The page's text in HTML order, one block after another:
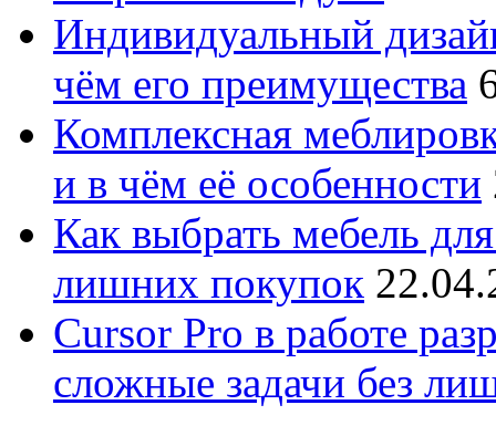
Индивидуальный
чём его преимущества
Комплексная
и в чём её особенности
Как выбрать мебель
лишних покупок
Cursor Pro в работе
сложные задачи без